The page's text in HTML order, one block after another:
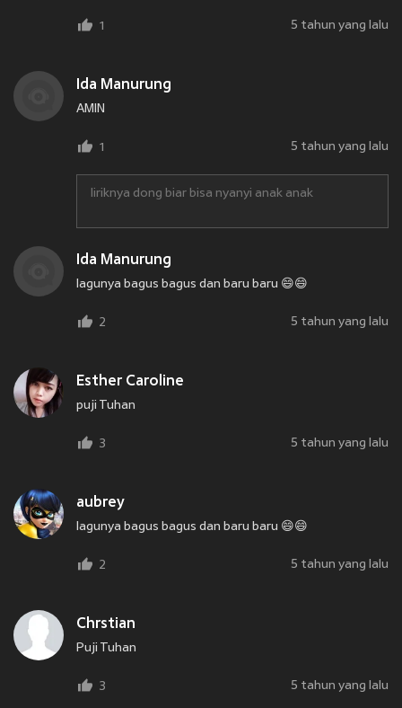
1 5 tahun yang lalu
Ida Manurung
AMIN
1 5 tahun yang lalu
liriknya dong biar bisa nyanyi anak anak
Ida Manurung
lagunya bagus bagus dan baru baru 😄😄
2 5 tahun yang lalu
Esther Caroline
puji Tuhan
3 5 tahun yang lalu
aubrey
lagunya bagus bagus dan baru baru 😄😄
2 5 tahun yang lalu
Chrstian
Puji Tuhan
3 5 tahun yang lalu